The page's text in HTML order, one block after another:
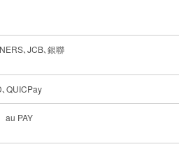
､JCB､銀聯
QUICPay
au PAY